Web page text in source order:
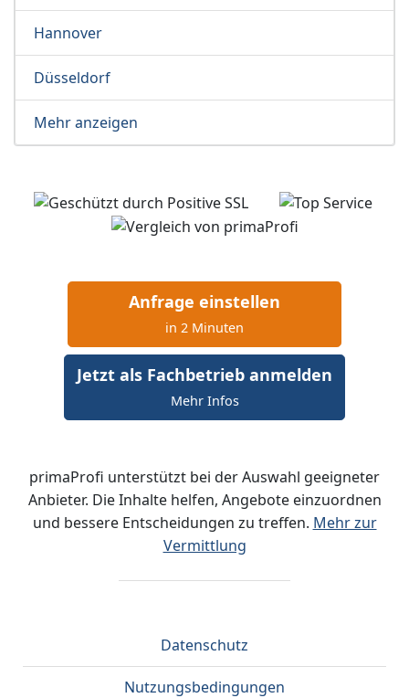
Hannover
Düsseldorf
Mehr anzeigen
Anfrage einstellen
in 2 Minuten
Jetzt als Fachbetrieb anmelden
Mehr Infos
primaProfi unterstützt bei der Auswahl geeigneter
Anbieter. Die Inhalte helfen, Angebote einzuordnen
und bessere Entscheidungen zu treffen. Mehr zur
Vermittlung
Datenschutz
Nutzungsbedingungen